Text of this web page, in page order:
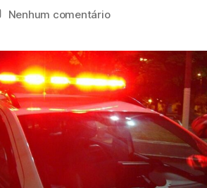
Nenhum comentárioem
suspeito
de
ter
esfaqueado
esposa
e
enteado
em
Suzano